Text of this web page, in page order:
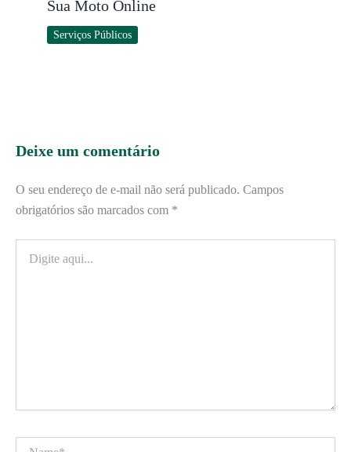
Sua Moto Online
Serviços Públicos
Deixe um comentário
O seu endereço de e-mail não será publicado. Campos
obrigatórios são marcados com *
aqui...